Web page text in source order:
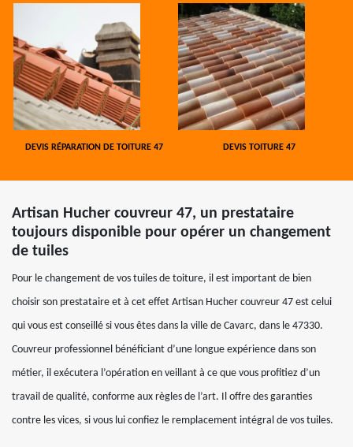
DEVIS RÉPARATION DE TOITURE 47 DEVIS TOITURE 47
Artisan Hucher couvreur 47, un prestataire
toujours disponible pour opérer un changement
de tuiles
Pour le changement de vos tuiles de toiture, il est important de bien
choisir son prestataire et à cet effet Artisan Hucher couvreur 47 est celui
qui vous est conseillé si vous êtes dans la ville de Cavarc, dans le 47330.
Couvreur professionnel bénéficiant d’une longue expérience dans son
métier, il exécutera l’opération en veillant à ce que vous profitiez d’un
travail de qualité, conforme aux règles de l’art. Il offre des garanties
contre les vices, si vous lui confiez le remplacement intégral de vos tuiles.